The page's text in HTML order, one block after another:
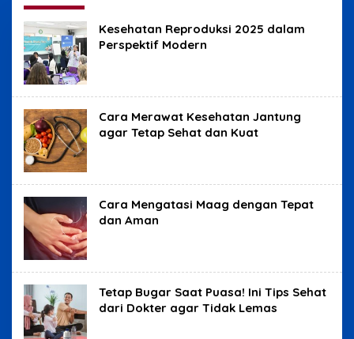
Kesehatan Reproduksi 2025 dalam
Perspektif Modern
Cara Merawat Kesehatan Jantung
agar Tetap Sehat dan Kuat
Cara Mengatasi Maag dengan Tepat
dan Aman
Tetap Bugar Saat Puasa! Ini Tips Sehat
dari Dokter agar Tidak Lemas